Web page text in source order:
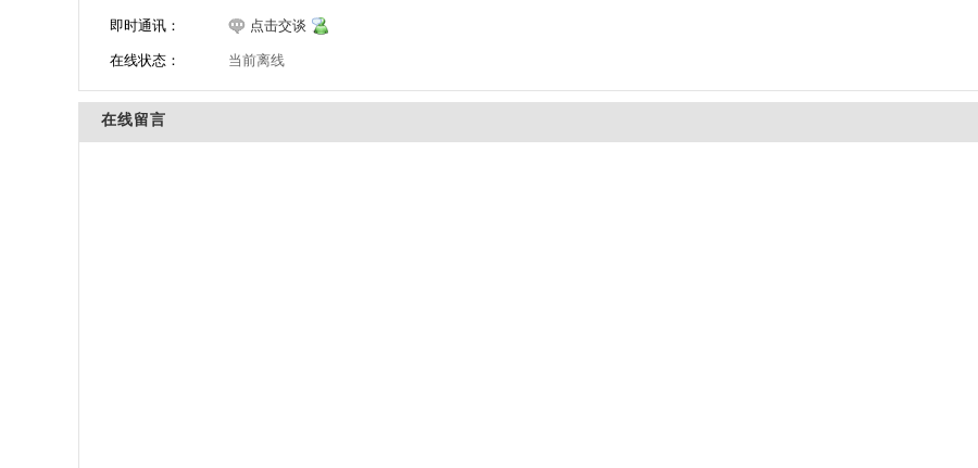
即时通讯： 点击交谈
在线状态： 当前离线
在线留言